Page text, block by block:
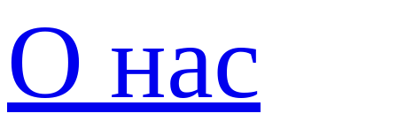
О нас